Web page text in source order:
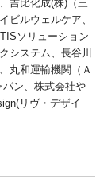
吉比化成(株)（三
ビルウェルケア、
ソリューション
システム、長谷川
丸和運輸機関（Ａ
ン、株式会社や
リヴ・デザイ